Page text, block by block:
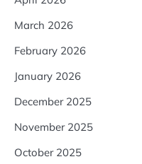
March 2026
February 2026
January 2026
December 2025
November 2025
October 2025